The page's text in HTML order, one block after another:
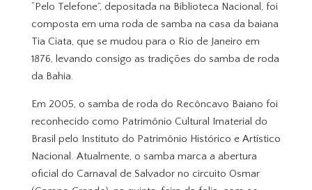
“Pelo Telefone”, depositada na Biblioteca Nacional, foi
composta em uma roda de samba na casa da baiana
Tia Ciata, que se mudou para o Rio de Janeiro em
1876, levando consigo as tradições do samba de roda
da Bahia.
Em 2005, o samba de roda do Recôncavo Baiano foi
reconhecido como Patrimônio Cultural Imaterial do
Brasil pelo Instituto do Patrimônio Histórico e Artístico
Nacional. Atualmente, o samba marca a abertura
oficial do Carnaval de Salvador no circuito Osmar